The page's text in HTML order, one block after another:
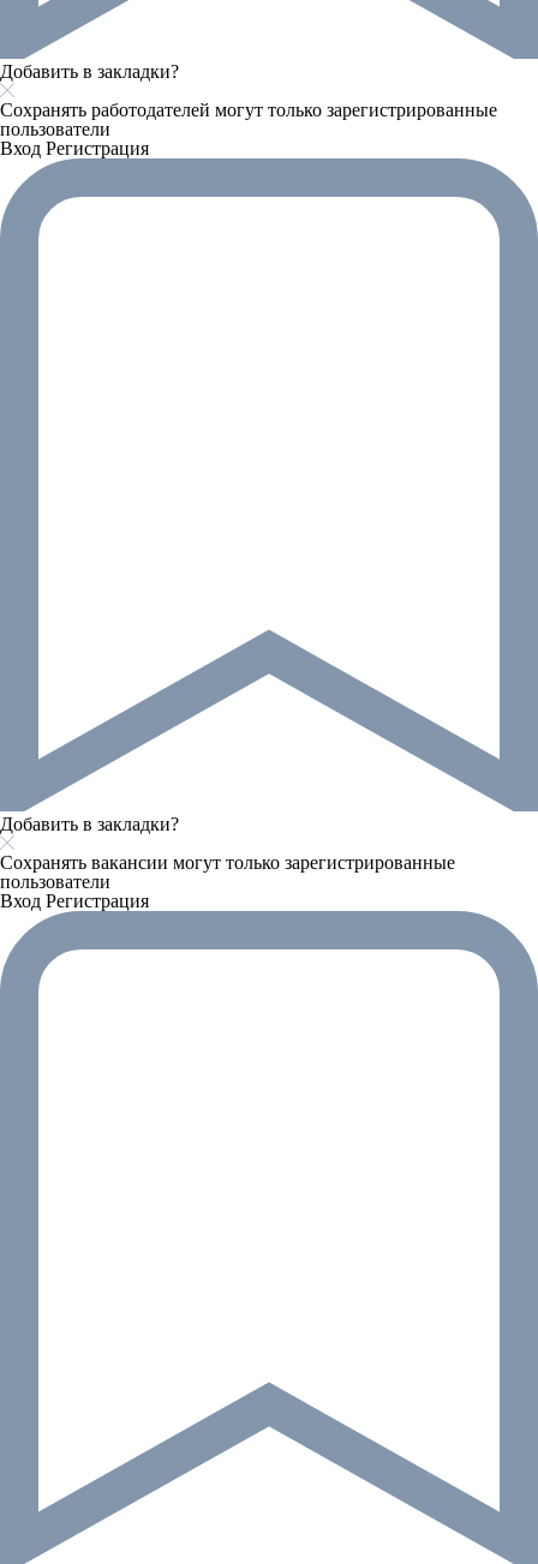
Добавить в закладки?
Сохранять работодателей могут только зарегистрированные
пользователи
Вход Регистрация
Добавить в закладки?
Сохранять вакансии могут только зарегистрированные
пользователи
Вход Регистрация